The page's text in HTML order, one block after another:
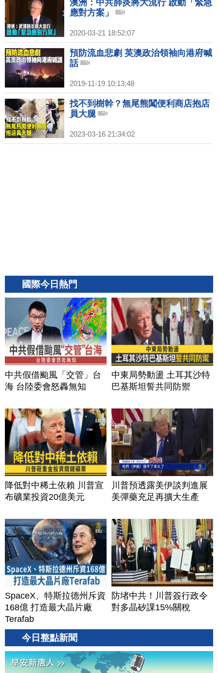
澳洲：中共肺炎將大流行 啟動「緊急
應對方案」
2020-03-21 18:52:07
預防流血悲劇 英澳政治領袖向港府喊
話
2019-11-19 10:13:48
找不到樹幹？無尾熊闖便利商店抱店
員大腿
2023-03-16 21:34:02
國際今日熱門
中共假借颱風「交管」台
海 台陸委會怒轟無知
中東局勢動盪 土耳其沙特
巴基斯坦誓共同防禦
降低對中稀土依賴 川普宣
布礦業投資20億美元
川普預透露美伊談判進展
美彈藥充足再擴大生產
SpaceX、特斯拉德州斥資
168億 打造最大晶片廠
Terafab
防堵中共！川普簽行政令
對多晶矽課15%關稅
今日整點新聞